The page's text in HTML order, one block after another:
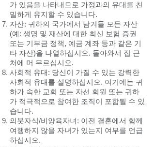
가 있음을 나타내므로 가정과의 유대를 친
밀하게 유지할 수 있습니다.
자산: 귀하의 국가에서 남겨둘 모든 자산
(예: 생명 및 재산에 대한 최신 보험 증권
또는 기부금 정책, 예금 계좌 등과 같은 기
타 자산)을 나열하십시오. 돌아와서 집 근
처에 머 무르십시오.
사회적 유대: 당신이 가질 수 있는 강력한
사회적 유대를 설명하십시오. 여기에는 귀
하가 속한 교회 또는 자선 회원 또는 귀하
가 적극적으로 참여한 조직이 포함될 수 있
습니다.
의붓자식/비양육자녀: 이전 결혼에서 함께
여행하지 않을 자녀가 있는지 여부를 언급
하십시오.